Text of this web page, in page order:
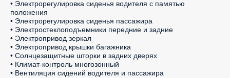
• Электрорегулировка сиденья водителя с памятью
положения
• Электрорегулировка сиденья пассажира
• Электростеклоподъемники передние и задние
• Электропривод зеркал
• Электропривод крышки багажника
• Солнцезащитные шторки в задних дверях
• Климат-контроль многозонный
• Вентиляция сидений водителя и пассажира